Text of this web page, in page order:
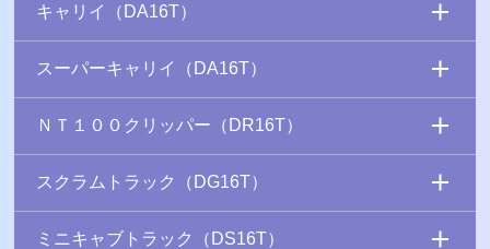
キャリイ（DA16T）
スーパーキャリイ（DA16T）
ＮＴ１００クリッパー（DR16T）
スクラムトラック（DG16T）
ミニキャブトラック（DS16T）